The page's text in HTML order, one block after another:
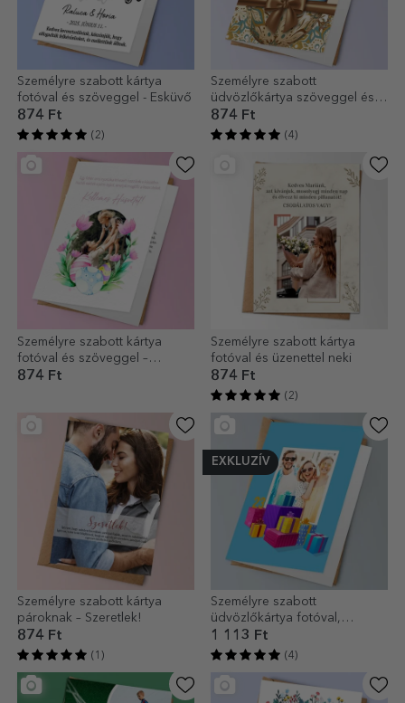
Személyre szabott kártya
fotóval és szöveggel - Esküvő
874 Ft
(2)
Személyre szabott
üdvözlőkártya szöveggel és
fotóval – Boldog húsvétot!
874 Ft
(4)
Személyre szabott kártya
fotóval és szöveggel –
Boldog húsvétot!
874 Ft
Személyre szabott kártya
fotóval és üzenettel neki
874 Ft
(2)
Személyre szabott kártya
pároknak – Szeretlek!
874 Ft
(1)
EXKLUZÍV
Személyre szabott
üdvözlőkártya fotóval,
szöveggel és QR-kóddal –
Boldog születésnapot!
1 113 Ft
(4)